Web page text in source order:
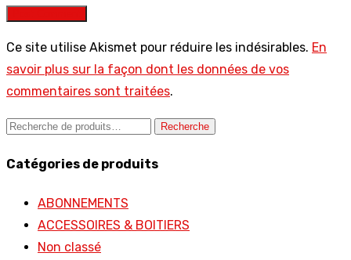
Ce site utilise Akismet pour réduire les indésirables. En
savoir plus sur la façon dont les données de vos
commentaires sont traitées.
Recherche
Recherche
Catégories de produits
ABONNEMENTS
ACCESSOIRES & BOITIERS
Non classé